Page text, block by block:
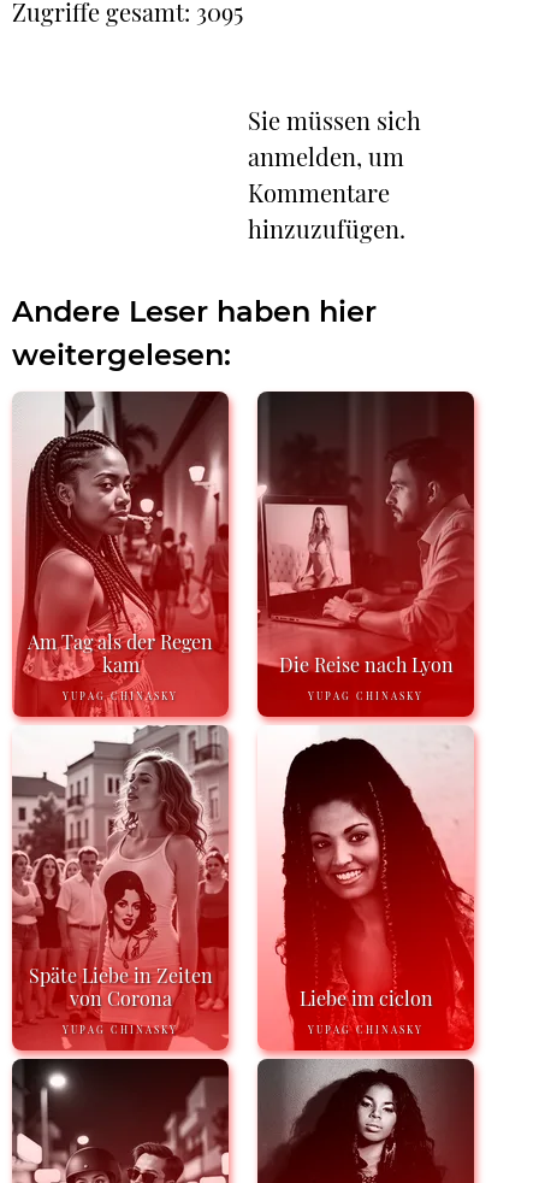
Zugriffe gesamt: 3095
Sie müssen sich
anmelden, um
Kommentare
hinzuzufügen.
Andere Leser haben hier
weitergelesen:
Am Tag als der Regen
kam
YUPAG CHINASKY
Die Reise nach Lyon
YUPAG CHINASKY
Späte Liebe in Zeiten
von Corona
YUPAG CHINASKY
Liebe im ciclon
YUPAG CHINASKY